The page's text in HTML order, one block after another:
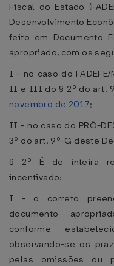
Fiscal do Estado
Desenvolvimento
feito em Documento
apropriado, com os
I - no caso do
II e III do § 2º do art.
novembro de 2017;
II - no caso do PRÓ-
3º do art. 9º-G deste
§ 2º É de inteira
incentivado:
I - o correto
documento
conforme
observando-se os
pelas omissões ou